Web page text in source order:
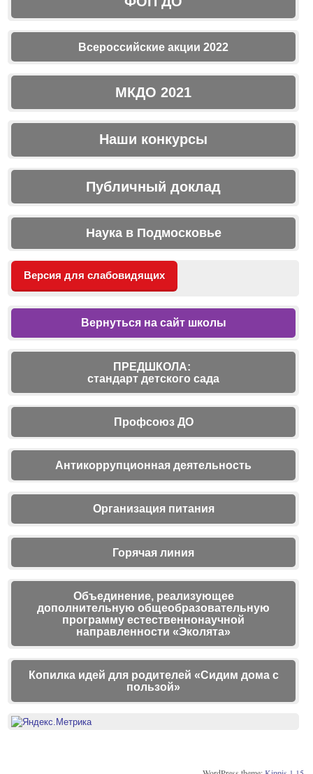
Всероссийские акции 2022
МКДО 2021
Наши конкурсы
Публичный доклад
Наука в Подмосковье
Версия для слабовидящих
Вернуться на сайт школы
ПРЕДШКОЛА:
стандарт детского сада
Профсоюз ДО
Антикоррупционная деятельность
Организация питания
Горячая линия
Объединение, реализующее
дополнительную общеобразовательную
программу естественнонаучной
направленности «Эколята»
Копилка идей для родителей «Сидим дома с
пользой»